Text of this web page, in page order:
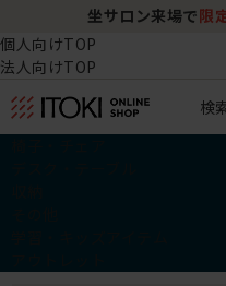
坐サロン来場で 限
個人向けTOP
法人向けTOP
検